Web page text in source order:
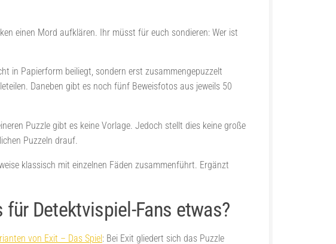
einen Mord aufklären. Ihr müsst für euch sondieren: Wer ist
in Papierform beiliegt, sondern erst zusammengepuzzelt
Daneben gibt es noch fünf Beweisfotos aus jeweils 50
Puzzle gibt es keine Vorlage. Jedoch stellt dies keine große
Puzzeln drauf.
klassisch mit einzelnen Fäden zusammenführt. Ergänzt
Detektvispiel-Fans etwas?
von Exit – Das Spiel: Bei Exit gliedert sich das Puzzle